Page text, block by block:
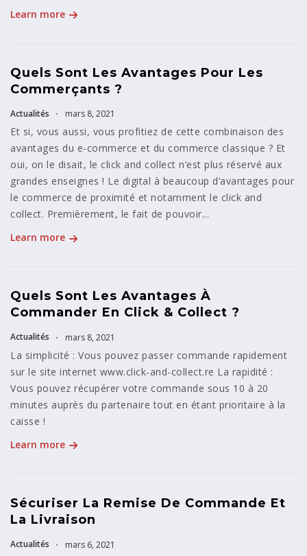
Learn more
Quels Sont Les Avantages Pour Les
Commerçants ?
Actualités mars 8, 2021
Et si, vous aussi, vous profitiez de cette combinaison des
avantages du e-commerce et du commerce classique ? Et
oui, on le disait, le click and collect n’est plus réservé aux
grandes enseignes ! Le digital à beaucoup d’avantages pour
le commerce de proximité et notamment le click and
collect. Premièrement, le fait de pouvoir...
Learn more
Quels Sont Les Avantages À
Commander En Click & Collect ?
Actualités mars 8, 2021
La simplicité : Vous pouvez passer commande rapidement
sur le site internet www.click-and-collect.re La rapidité :
Vous pouvez récupérer votre commande sous 10 à 20
minutes auprès du partenaire tout en étant prioritaire à la
caisse !
Learn more
Sécuriser La Remise De Commande Et
La Livraison
Actualités mars 6, 2021